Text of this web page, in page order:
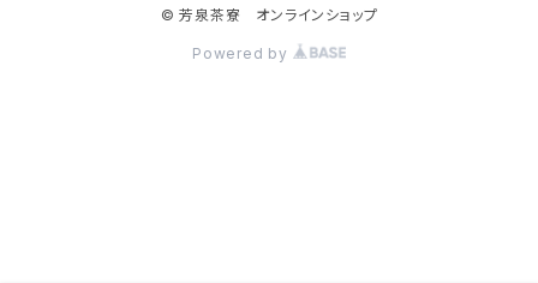
© 芳泉茶寮 オンラインショップ
Powered by